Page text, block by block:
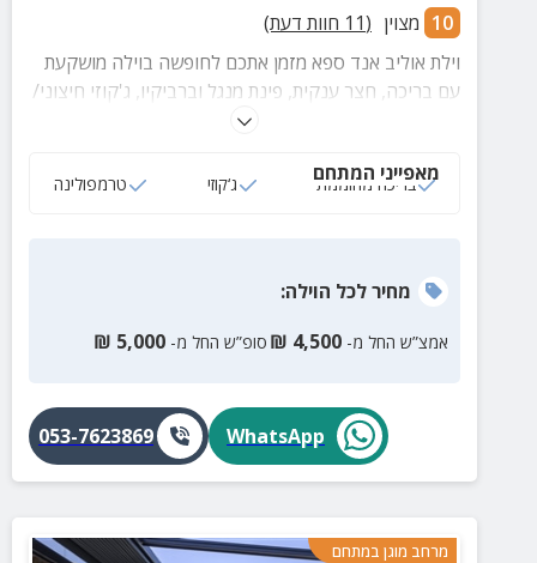
10 מצוין (
11 חוות דעת)
וילת אוליב אנד ספא מזמן אתכם לחופשה בוילה מושקעת
עם בריכה, חצר ענקית, פינת מנגל וברביקיו, ג'קוזי חיצוני/
בנוסף בוילה תוכלו ליהנות ממכונת אספרסו במטבח,
מאפייני המתחם
בריכה מחוממת ג‘קוזי טרמפולינה
מחירלכל הוילה:
אמצ”ש החל מ- 4,500
₪ סופ”ש החל מ- 5,000
₪
WhatsApp
053-7623869
מרחב מוגן במתחם